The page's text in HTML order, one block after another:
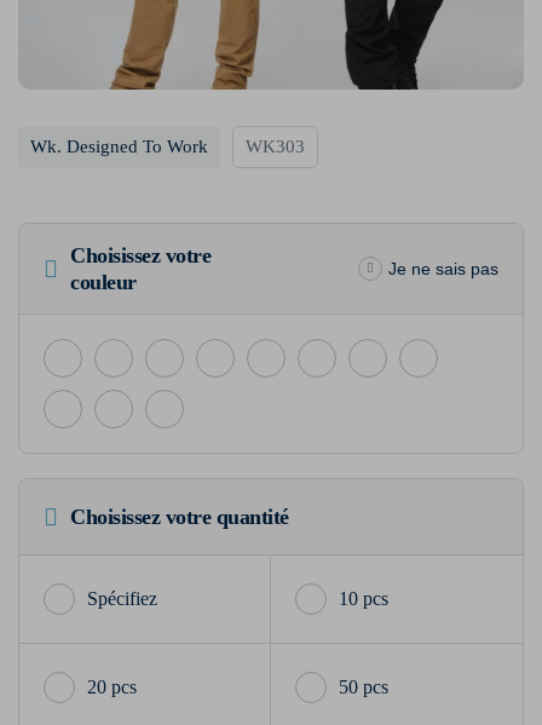
Wk. Designed To Work WK303
Choisissez votre
couleur
Je ne sais pas
Choisissez votre quantité
10 pcs
20 pcs 50 pcs